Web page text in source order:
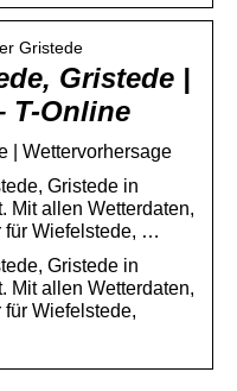
Gristede
Gristede |
T-Online
| Wettervorhersage
Gristede in
Mit allen Wetterdaten,
für Wiefelstede, …
Gristede in
Mit allen Wetterdaten,
Wiefelstede,